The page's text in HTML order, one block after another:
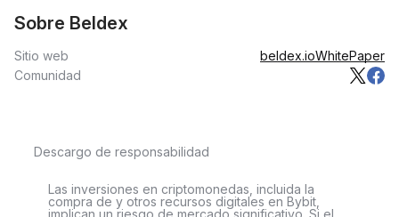
Sobre Beldex
Sitio web beldex.ioWhitePaper
Comunidad
Descargo de responsabilidad
Las inversiones en criptomonedas, incluida la
compra de y otros recursos digitales en Bybit,
implican un riesgo de mercado significativo. Si el